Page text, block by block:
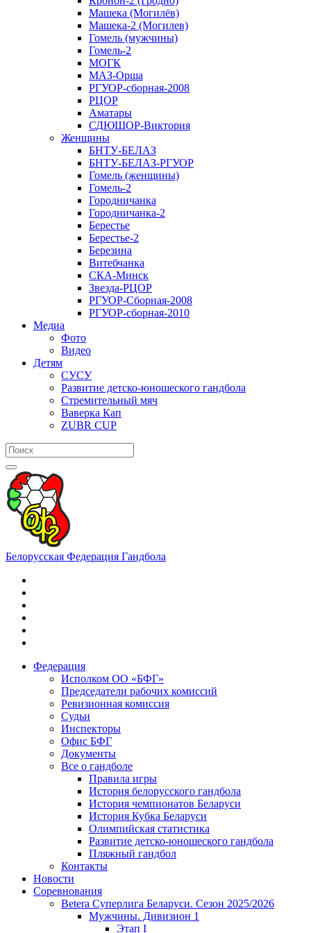
Машека (Могилёв)
Машека-2 (Могилев)
Гомель (мужчины)
Гомель-2
МОГК
МАЗ-Орша
РГУОР-сборная-2008
РЦОР
Аматары
СДЮШОР-Виктория
Женщины
БНТУ-БЕЛАЗ
БНТУ-БЕЛАЗ-РГУОР
Гомель (женщины)
Гомель-2
Городничанка
Городничанка-2
Берестье
Берестье-2
Березина
Витебчанка
СКА-Минск
Звезда-РЦОР
РГУОР-Сборная-2008
РГУОР-сборная-2010
Медиа
Фото
Видео
Детям
СУСУ
Развитие детско-юношеского гандбола
Стремительный мяч
Ваверка Кап
ZUBR CUP
Белорусская Федерация Гандбола
Федерация
Исполком ОО «БФГ»
Председатели рабочих комиссий
Ревизионная комиссия
Судьи
Инспекторы
Офис БФГ
Документы
Все о гандболе
Правила игры
История белорусского гандбола
История чемпионатов Беларуси
История Кубка Беларуси
Олимпийская статистика
Развитие детско-юношеского гандбола
Пляжный гандбол
Контакты
Новости
Соревнования
Betera Суперлига Беларуси. Сезон 2025/2026
Мужчины. Дивизион 1
Этап I